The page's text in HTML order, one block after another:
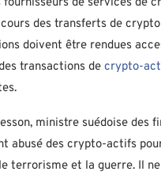
des transferts de
doivent être rendues
transactions de crypto-
ministre suédoise des
abusé des crypto-actifs
terrorisme et la guerre. Il